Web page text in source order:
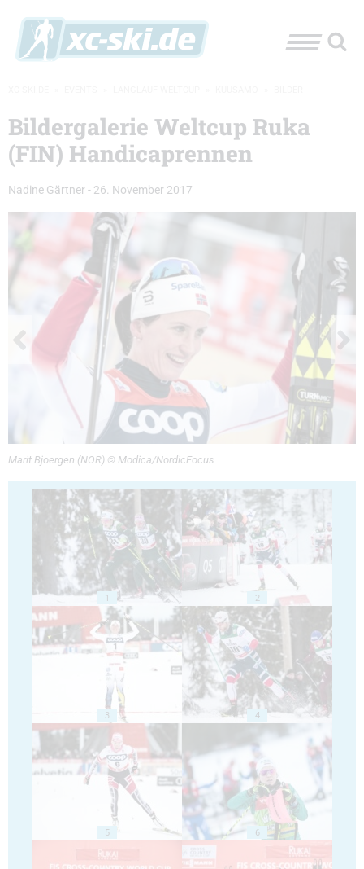
Bildergalerie Weltcup Ruka
(FIN) Handicaprennen
Nadine Gärtner - 26. November 2017
Marit Bjoergen (NOR) © Modica/NordicFocus
1 2
3 4
5 6